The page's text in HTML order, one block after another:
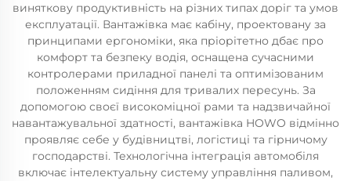
виняткову продуктивність на різних типах доріг та умов
експлуатації. Вантажівка має кабіну, проектовану за
принципами ергономіки, яка пріорітетно дбає про
комфорт та безпеку водія, оснащена сучасними
контролерами приладної панелі та оптимізованим
положенням сидіння для тривалих пересунь. За
допомогою своєї високоміцної рами та надзвичайної
навантажувальної здатності, вантажівка HOWO відмінно
проявляє себе у будівництві, логістиці та гірничому
господарстві. Технологічна інтеграція автомобіля
включає інтелектуальну систему управління паливом,